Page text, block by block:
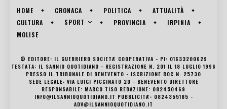
HOME CRONACA POLITICA
ATTUALITÀ
CULTURA
SPORT PROVINCIA
IRPINIA
MOLISE
© EDITORE: IL GUERRIERO SOCIETA' COOPERATIVA - PI: 01633200629
TESTATA: IL SANNIO QUOTIDIANO - REGISTRAZIONE N. 201 IL 18 LUGLIO 1996
PRESSO IL TRIBUNALE DI BENEVENTO - ISCRIZIONE ROC N. 25730
SEDE LEGALE: VIA LUIGI PICCINATO 20 - BENEVENTO DIRETTORE
RESPONSABILE: MARCO TISO REDAZIONE: 082450469
INFO@ILSANNIOQUOTIDIANO.IT PUBBLICITA': 0824355185 -
ADV@ILSANNIOQUOTIDIANO.IT